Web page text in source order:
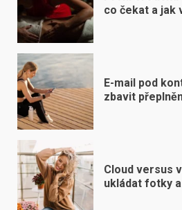
co čekat a jak
E-mail pod
zbavit
Cloud versus
ukládat fotky